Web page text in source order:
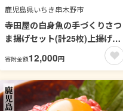
鹿児島県いちき串木野市
寺田屋の白身魚の手づくりさつ
ま揚げセット(計25枚)上揚げと
その時期の旬のお野菜を使った
季節の野菜天5種！地酒と豆腐
たっぷりの薩摩揚げ【寺田屋】
【00-031-03】
寄附金額12,000円